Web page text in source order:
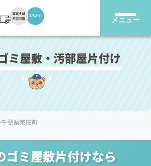
メニュー
ミ屋敷・汚部屋片付け
千葉県東庄町
ゴミ屋敷片付けなら